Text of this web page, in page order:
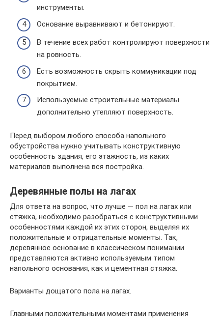
инструменты.
Основание выравнивают и бетонируют.
В течение всех работ контролируют поверхности
на ровность.
Есть возможность скрыть коммуникации под
покрытием.
Используемые строительные материалы
дополнительно утепляют поверхность.
Перед выбором любого способа напольного
обустройства нужно учитывать конструктивную
особенность здания, его этажность, из каких
материалов выполнена вся постройка.
Деревянные полы на лагах
Для ответа на вопрос, что лучше — пол на лагах или
стяжка, необходимо разобраться с конструктивными
особенностями каждой их этих сторон, выделяя их
положительные и отрицательные моменты. Так,
деревянное основание в классическом понимании
представляются активно используемым типом
напольного основания, как и цементная стяжка.
Варианты дощатого пола на лагах.
Главными положительными моментами применения